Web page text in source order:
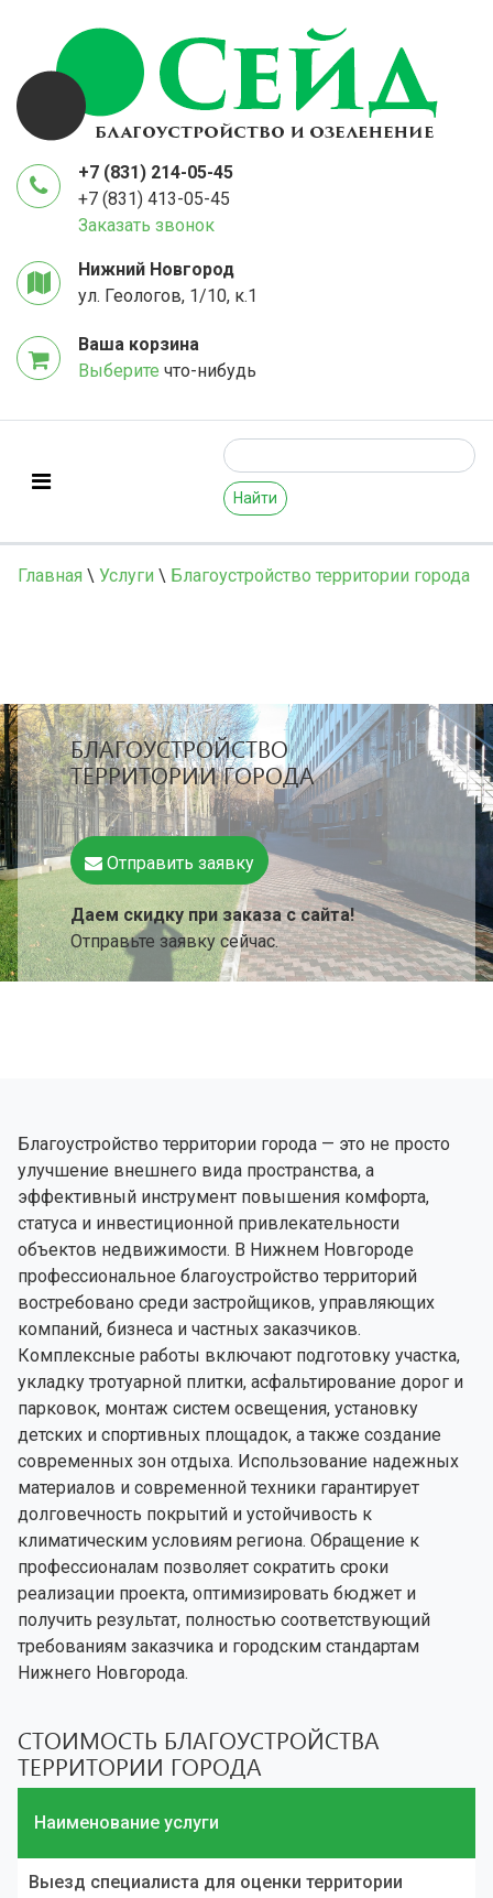
+7 (831) 214-05-45
+7 (831) 413-05-45
Заказать звонок
Нижний Новгород
ул. Геологов, 1/10, к.1
Ваша корзина
Выберите что-нибудь
Найти
Главная \ Услуги \ Благоустройство территории города
БЛАГОУСТРОЙСТВО
ТЕРРИТОРИИ ГОРОДА
Отправить заявку
Даем скидку при заказа с сайта!
Отправьте заявку сейчас.
Благоустройство территории города — это не просто
улучшение внешнего вида пространства, а
эффективный инструмент повышения комфорта,
статуса и инвестиционной привлекательности
объектов недвижимости. В Нижнем Новгороде
профессиональное благоустройство территорий
востребовано среди застройщиков, управляющих
компаний, бизнеса и частных заказчиков.
Комплексные работы включают подготовку участка,
укладку тротуарной плитки, асфальтирование дорог и
парковок, монтаж систем освещения, установку
детских и спортивных площадок, а также создание
современных зон отдыха. Использование надежных
материалов и современной техники гарантирует
долговечность покрытий и устойчивость к
климатическим условиям региона. Обращение к
профессионалам позволяет сократить сроки
реализации проекта, оптимизировать бюджет и
получить результат, полностью соответствующий
требованиям заказчика и городским стандартам
Нижнего Новгорода.
СТОИМОСТЬ БЛАГОУСТРОЙСТВА
ТЕРРИТОРИИ ГОРОДА
Наименование услуги
Выезд специалиста для оценки территории